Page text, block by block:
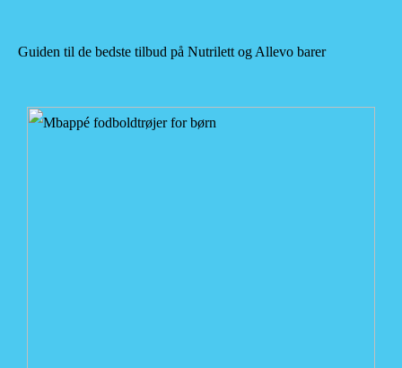
Guiden til de bedste tilbud på Nutrilett og Allevo barer